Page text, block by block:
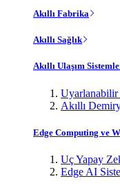
Akıllı Fabrika
Akıllı Sağlık
Akıllı Ulaşım
Akıllı
Edge Computing ve
Uç Yapay
Edge AI